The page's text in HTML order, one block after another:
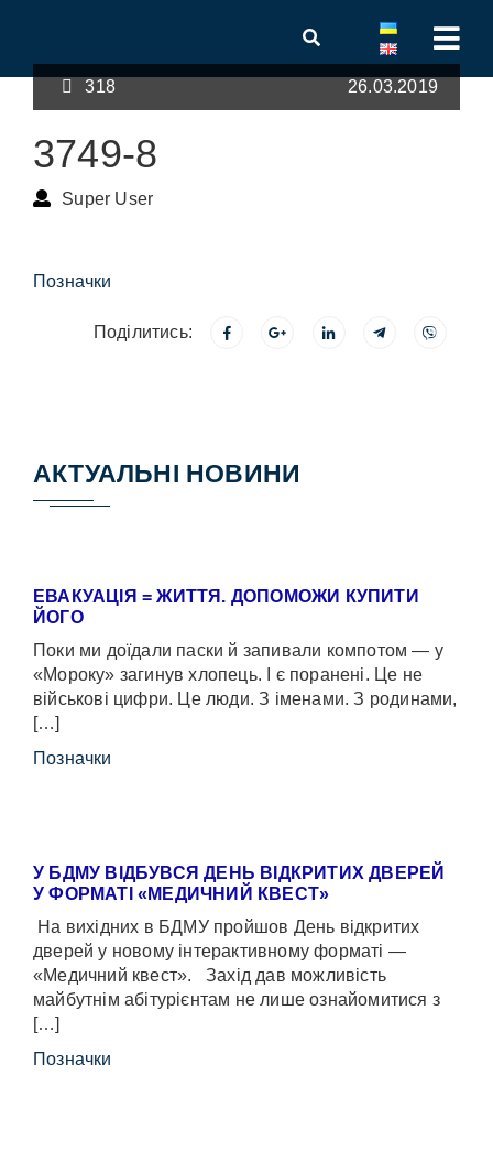
318 26.03.2019
3749-8
Super User
Позначки
Поділитись:
АКТУАЛЬНІ НОВИНИ
ЕВАКУАЦІЯ = ЖИТТЯ. ДОПОМОЖИ КУПИТИ
ЙОГО
Поки ми доїдали паски й запивали компотом — у
«Мороку» загинув хлопець. І є поранені. Це не
військові цифри. Це люди. З іменами. З родинами,
[…]
Позначки
У БДМУ ВІДБУВСЯ ДЕНЬ ВІДКРИТИХ ДВЕРЕЙ
У ФОРМАТІ «МЕДИЧНИЙ КВЕСТ»
На вихідних в БДМУ пройшов День відкритих
дверей у новому інтерактивному форматі —
«Медичний квест». Захід дав можливість
майбутнім абітурієнтам не лише ознайомитися з
[…]
Позначки